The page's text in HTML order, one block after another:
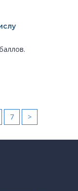
7 >